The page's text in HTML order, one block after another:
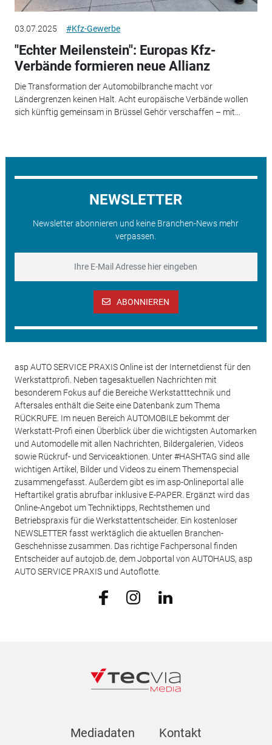
03.07.2025 #Kfz-Gewerbe
"Echter Meilenstein": Europas Kfz-
Verbände formieren neue Allianz
Die Transformation der Automobilbranche macht vor
Ländergrenzen keinen Halt. Acht europäische Verbände wollen
sich künftig gemeinsam in Brüssel Gehör verschaffen – mit...
NEWSLETTER
Newsletter abonnieren und keine Branchen-News mehr
verpassen.
ABONNIEREN
asp AUTO SERVICE PRAXIS Online ist der Internetdienst für den
Werkstattprofi. Neben tagesaktuellen Nachrichten mit
besonderem Fokus auf die Bereiche Werkstatttechnik und
Aftersales enthält die Seite eine Datenbank zum Thema
RÜCKRUFE. Im neuen Bereich AUTOMOBILE bekommt der
Werkstatt-Profi einen Überblick über die wichtigsten Automarken
und Automodelle mit allen Nachrichten, Bildergalerien, Videos
sowie Rückruf- und Serviceaktionen. Unter #HASHTAG sind alle
wichtigen Artikel, Bilder und Videos zu einem Themenspecial
zusammengefasst. Außerdem gibt es im asp-Onlineportal alle
Heftartikel gratis abrufbar inklusive E-PAPER. Ergänzt wird das
Online-Angebot um Techniktipps, Rechtsthemen und
Betriebspraxis für die Werkstattentscheider. Ein kostenloser
NEWSLETTER fasst werktäglich die aktuellen Branchen-
Geschehnisse zusammen. Das richtige Fachpersonal finden
Entscheider auf autojob.de, dem Jobportal von AUTOHAUS, asp
AUTO SERVICE PRAXIS und Autoflotte.
Mediadaten Kontakt